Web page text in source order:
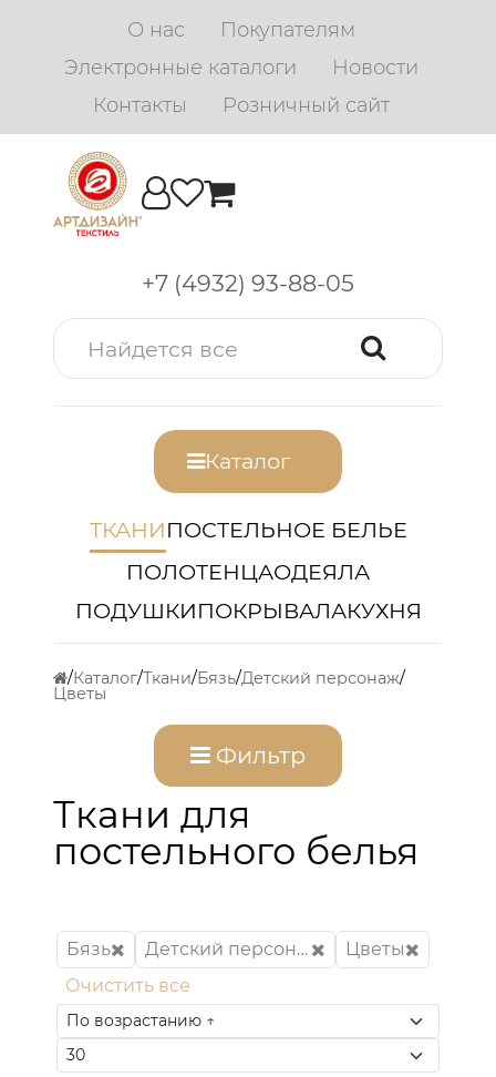
О нас
Покупателям
Электронные каталоги
Новости
Контакты
Розничный сайт
+7 (4932) 93-88-05
Каталог
ТКАНИПОСТЕЛЬНОЕ БЕЛЬЕ
ПОЛОТЕНЦАОДЕЯЛА
ПОДУШКИПОКРЫВАЛАКУХНЯ
Каталог Ткани Бязь Детский персонаж
Цветы
Фильтр
Ткани для
постельного белья
Бязь Детский персонаж
Цветы
Очистить все